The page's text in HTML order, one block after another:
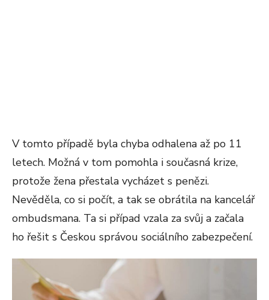
V tomto případě byla chyba odhalena až po 11
letech. Možná v tom pomohla i současná krize,
protože žena přestala vycházet s penězi.
Nevěděla, co si počít, a tak se obrátila na kancelář
ombudsmana. Ta si případ vzala za svůj a začala
ho řešit s Českou správou sociálního zabezpečení.